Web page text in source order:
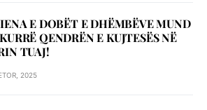
E DOBËT E DHËMBËVE MUND
QENDRËN E KUJTESËS NË
TUAJ!
2025